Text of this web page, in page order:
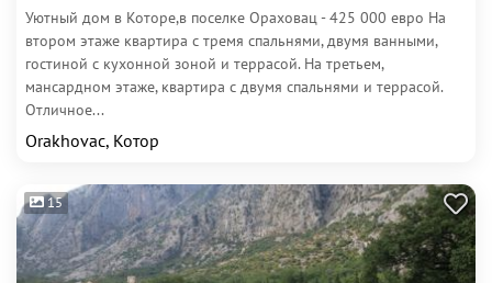
Уютный дом в Которе,в поселке Ораховац - 425 000 евро На
втором этаже квартира с тремя спальнями, двумя ванными,
гостиной с кухонной зоной и террасой. На третьем,
мансардном этаже, квартира с двумя спальнями и террасой.
Отличное...
Orakhovac, Котор
15